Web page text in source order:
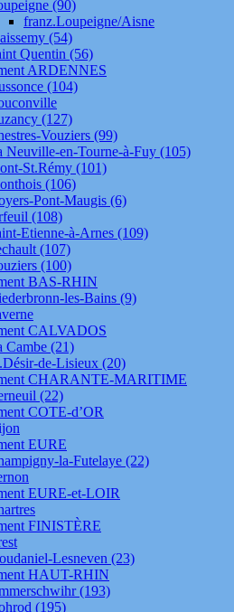
(90)
franz.Loupeigne/Aisne
(54)
Quentin (56)
ARDENNES
(104)
(127)
Vouziers (99)
Neuville-en-Tourne-à-Fuy (105)
St.Rémy (101)
(106)
Pont-Maugis (6)
(108)
Etienne-à-Arnes (109)
(107)
(100)
BAS-RHIN
les-Bains (9)
CALVADOS
Cambe (21)
de-Lisieux (20)
CHARANTE-MARITIME
(22)
COTE-d’OR
EURE
la-Futelaye (22)
EURE-et-LOIR
FINISTÈRE
Lesneven (23)
HAUT-RHIN
(193)
(195)